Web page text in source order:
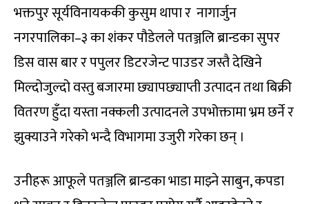
भक्तपुर सूर्यविनायककी कुसुम थापा र नागार्जुन
नगरपालिका–३ का शंकर पौडेलले पतञ्जलि ब्रान्डका सुपर
डिस वास बार र पपुलर डिटरजेन्ट पाउडर जस्तै देखिने
मिल्दोजुल्दो वस्तु बजारमा छ्यापछ्याप्ती उत्पादन तथा बिक्री
वितरण हुँदा यस्ता नक्कली उत्पादनले उपभोक्तामा भ्रम छर्ने र
झुक्याउने गरेको भन्दै विभागमा उजुरी गरेका छन् ।
उनीहरू आफूले पतञ्जलि ब्रान्डका भाडा माझ्ने साबुन, कपडा